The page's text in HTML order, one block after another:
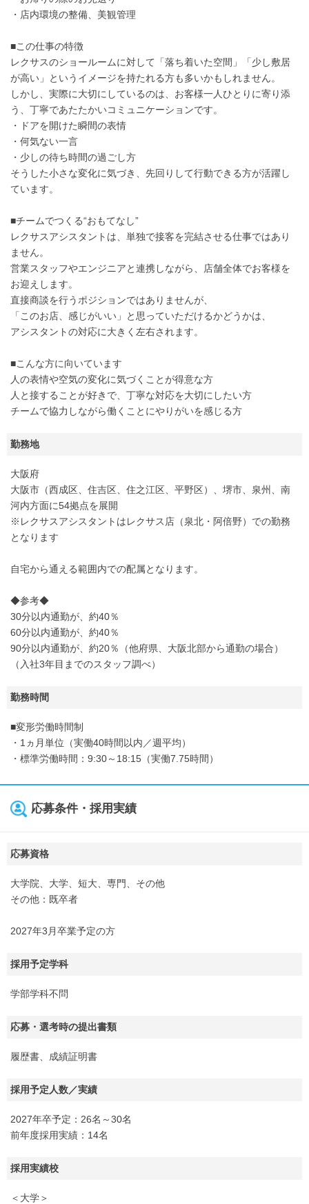
・店内環境の整備、美観管理
■この仕事の特徴
レクサスのショールームに対して「落ち着いた空間」「少し敷居
が高い」というイメージを持たれる方も多いかもしれません。
しかし、実際に大切にしているのは、お客様一人ひとりに寄り添
う、丁寧であたたかいコミュニケーションです。
・ドアを開けた瞬間の表情
・何気ない一言
・少しの待ち時間の過ごし方
そうした小さな変化に気づき、先回りして行動できる方が活躍し
ています。
■チームでつくる“おもてなし”
レクサスアシスタントは、単独で接客を完結させる仕事ではあり
ません。
営業スタッフやエンジニアと連携しながら、店舗全体でお客様を
お迎えします。
直接商談を行うポジションではありませんが、
「このお店、感じがいい」と思っていただけるかどうかは、
アシスタントの対応に大きく左右されます。
■こんな方に向いています
人の表情や空気の変化に気づくことが得意な方
人と接することが好きで、丁寧な対応を大切にしたい方
チームで協力しながら働くことにやりがいを感じる方
勤務地
大阪府
大阪市（西成区、住吉区、住之江区、平野区）、堺市、泉州、南
河内方面に54拠点を展開
※レクサスアシスタントはレクサス店（泉北・阿倍野）での勤務
となります
自宅から通える範囲内での配属となります。
◆参考◆
30分以内通勤が、約40％
60分以内通勤が、約40％
90分以内通勤が、約20％（他府県、大阪北部から通勤の場合）
（入社3年目までのスタッフ調べ）
勤務時間
■変形労働時間制
・1ヵ月単位（実働40時間以内／週平均）
・標準労働時間：9:30～18:15（実働7.75時間）
応募条件・採用実績
応募資格
大学院、大学、短大、専門、その他
その他：既卒者
2027年3月卒業予定の方
採用予定学科
学部学科不問
応募・選考時の提出書類
履歴書、成績証明書
採用予定人数／実績
2027年卒予定：26名～30名
前年度採用実績：14名
採用実績校
＜大学＞